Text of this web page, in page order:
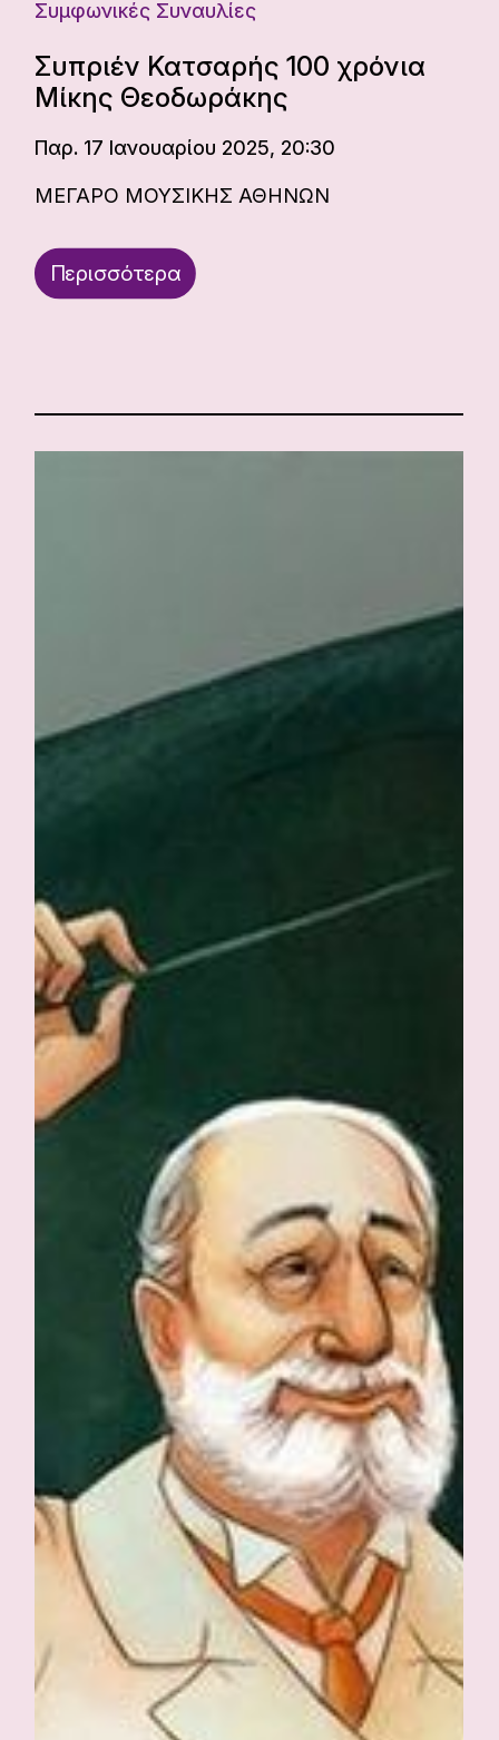
Συμφωνικές Συναυλίες
Συπριέν Κατσαρής 100 χρόνια
Μίκης Θεοδωράκης
Παρ. 17 Ιανουαρίου 2025, 20:30
ΜΕΓΑΡΟ ΜΟΥΣΙΚΗΣ ΑΘΗΝΩΝ
Περισσότερα